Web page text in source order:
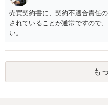
売買契約書に、契約不適合責任
されていることが通常ですので
い。
も